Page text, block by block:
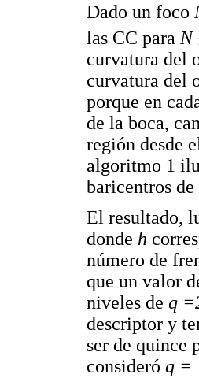
Dado un foco
las CC para N
curvatura del
curvatura del
porque en
de la boca,
región desde
algoritmo 1
baricentros
El resultado,
donde h
número de
que un valor
niveles de q
descriptor y
ser de quince
consideró q =